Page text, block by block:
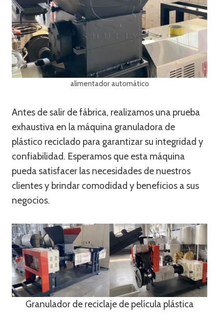
alimentador automático
Antes de salir de fábrica, realizamos una prueba
exhaustiva en la máquina granuladora de
plástico reciclado para garantizar su integridad y
confiabilidad. Esperamos que esta máquina
pueda satisfacer las necesidades de nuestros
clientes y brindar comodidad y beneficios a sus
negocios.
Granulador de reciclaje de película plástica